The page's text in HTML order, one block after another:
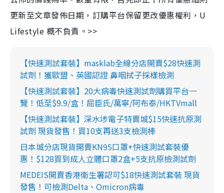
更新至文章發佈日期，訂購平台保留更改優惠權利，U
Lifestyle 概不負責。>>
【快速測試套裝】masklab全線分店開賣$28快速測
試劑！獲歐盟、英國認證 鼻咽拭子採樣檢測
【快速測試套裝】20大病毒快速測試劑購買平台一
覽！低至$9.9/盒！屈臣氏/萬寧/阿布泰/HKTVmall
【快速測試套裝】深水埗電子特賣城$15快速抗原測
試劑 現貨發售！買10支再送3支檢測棒
日本城分店現貨開賣KN95口罩+快速測試套裝優
惠！$128買到成人立體口罩2盒+5支抗原檢測試劑
MEDEIS開賣香港衛生署認可$18快速測試套裝 現貨
發售！可檢測Delta、Omicron病毒